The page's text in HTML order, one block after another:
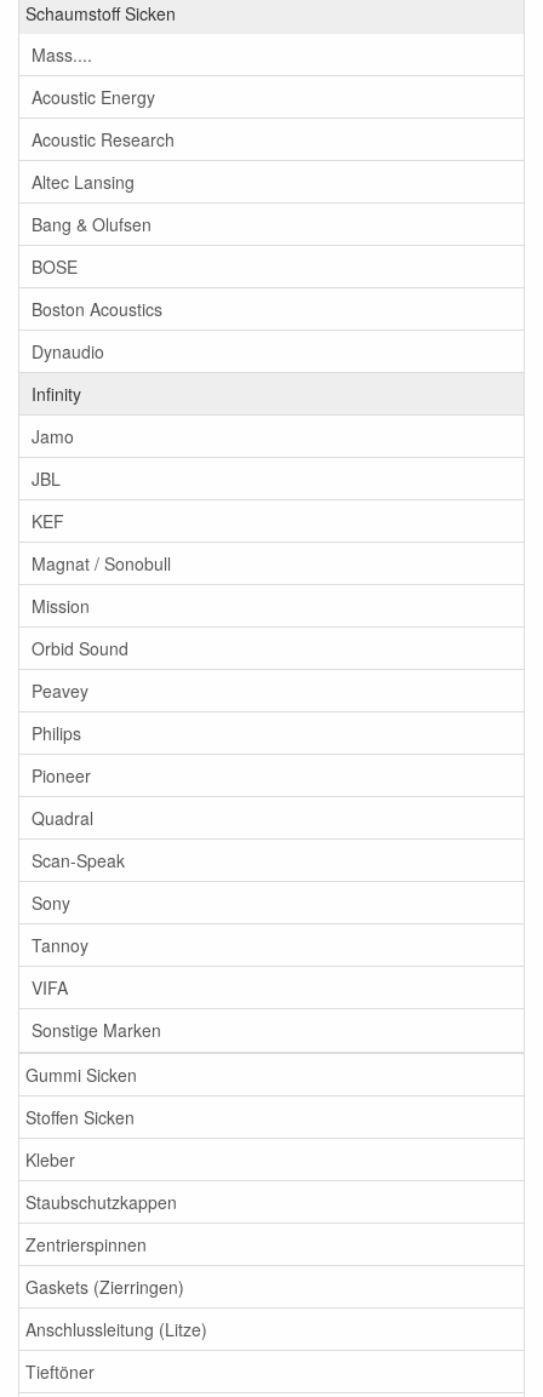
Schaumstoff Sicken
Mass....
Acoustic Energy
Acoustic Research
Altec Lansing
Bang & Olufsen
BOSE
Boston Acoustics
Dynaudio
Infinity
Jamo
JBL
KEF
Magnat / Sonobull
Mission
Orbid Sound
Peavey
Philips
Pioneer
Quadral
Scan-Speak
Sony
Tannoy
VIFA
Sonstige Marken
Gummi Sicken
Stoffen Sicken
Kleber
Staubschutzkappen
Zentrierspinnen
Gaskets (Zierringen)
Anschlussleitung (Litze)
Tieftöner